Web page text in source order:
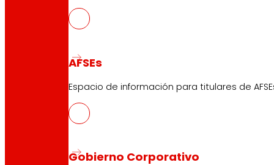
AFSEs
Espacio de información para titulares de
Gobierno Corporativo